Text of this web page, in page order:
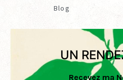
Blog
UN
Recevez ma